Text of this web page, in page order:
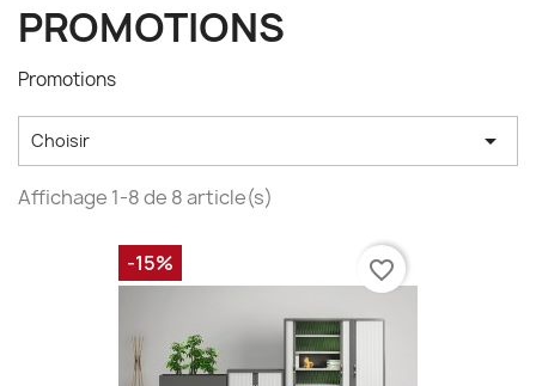
PROMOTIONS
Promotions
Choisir 
Affichage 1-8 de 8 article(s)
-15% favorite_border